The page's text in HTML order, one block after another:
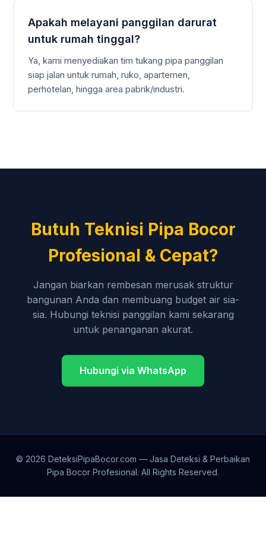
Apakah melayani panggilan darurat
untuk rumah tinggal?
Ya, kami menyediakan tim tukang pipa panggilan
siap jalan untuk rumah, ruko, apartemen,
perhotelan, hingga area pabrik/industri.
Butuh Teknisi Pipa Bocor
Profesional & Cepat?
Jangan biarkan rembesan merusak struktur
bangunan Anda dan membuang budget air sia-
sia. Hubungi teknisi panggilan kami sekarang
untuk penanganan akurat.
Hubungi via WhatsApp
© 2026 DeteksiPipaBocor.com — Jasa Deteksi & Perbaikan
Pipa Bocor Profesional. All Rights Reserved.